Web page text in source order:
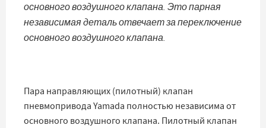
основного воздушного клапана. Это парная
независимая деталь отвечает за переключение
основного воздушного клапана.
Пара направляющих (пилотный) клапан
пневмопривода Yamada полностью независима от
основного воздушного клапана. Пилотный клапан